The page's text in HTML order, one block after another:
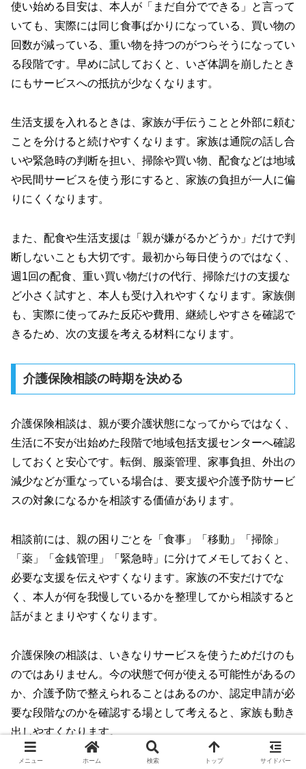
使い始める目安は、本人が「まだ自分でできる」と言って
いても、実際には同じ食事ばかりになっている、買い物の
回数が減っている、重い物を持つのがつらそうになってい
る段階です。早めに試しておくと、いざ体調を崩したとき
にもサービスへの抵抗が少なくなります。
生活支援を入れるときは、家族が手伝うことと外部に頼む
ことを分けると続けやすくなります。家族は通院の話し合
いや緊急時の判断を担い、掃除や買い物、配食などは地域
や民間サービスを使う形にすると、家族の負担が一人に偏
りにくくなります。
また、配食や生活支援は「親が嫌がるかどうか」だけで判
断しないことも大切です。最初から毎日使うのではなく、
週1回の配食、重い買い物だけの代行、掃除だけの支援な
ど小さく試すと、本人も受け入れやすくなります。家族側
も、実際に使ってみた反応や費用、継続しやすさを確認で
きるため、次の支援を考える材料になります。
介護保険相談の時期を決める
介護保険相談は、親が要介護状態になってからではなく、
生活に不安が出始めた段階で地域包括支援センターへ確認
しておくと安心です。転倒、服薬管理、家事負担、外出の
減少などが重なっている場合は、要支援や介護予防サービ
スの対象になるかを相談する価値があります。
相談前には、親の困りごとを「食事」「移動」「掃除」
「薬」「金銭管理」「緊急時」に分けてメモしておくと、
必要な支援を伝えやすくなります。家族の不安だけでな
く、本人が何を我慢しているかを整理してから相談すると
話がまとまりやすくなります。
介護保険の相談は、いきなりサービスを使うためだけのも
のではありません。今の状態で何が使える可能性があるの
か、介護予防で整えられることはあるのか、認定申請が必
要な段階なのかを確認する場として考えると、家族も動き
出しやすくなります。
メニュー ホーム 検索 トップ サイドバー